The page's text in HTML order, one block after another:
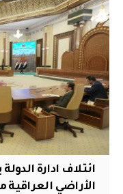
ائتلاف ادارة
الأراضي العراقية